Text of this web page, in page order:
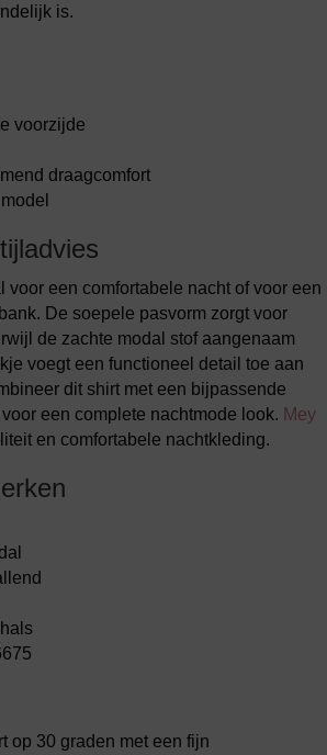
is.
voorzijde
draagcomfort
voor een comfortabele nacht of voor een
De soepele pasvorm zorgt voor
de zachte modal stof aangenaam
voegt een functioneel detail toe aan
dit shirt met een bijpassende
een complete nachtmode look. Mey
en comfortabele nachtkleding.
op 30 graden met een fijn